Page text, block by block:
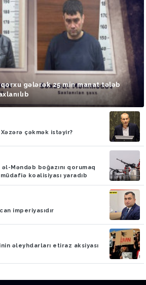
qorxu gələrək 25 min manat tələb
çəkmək istəyir?
Məndəb boğazını qorumaq
koalisiyası yaradıb
imperiyasıdır
əleyhdarları etiraz aksiyası